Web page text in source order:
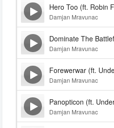
Hero Too (ft. Robin
Damjan Mravunac
Dominate The
Damjan Mravunac
Forewerwar (ft.
Damjan Mravunac
Panopticon (ft.
Damjan Mravunac